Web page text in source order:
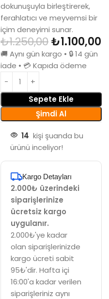
dokunuşuyla birleştirerek,
ferahlatıcı ve meyvemsi bir
içim deneyimi sunar.
₺1.250,00₺1.100,00
🚚 Aynı gün kargo • 🔒 14 gün
iade • 💳 Kapıda ödeme
Sepete Ekle
Şimdi Al
14 kişi şuanda bu
ürünü inceliyor!
Kargo Detayları
2.000₺ üzerindeki
siparişlerinize
ücretsiz kargo
uygulanır.
2.000₺'ye kadar
olan siparişlerinizde
kargo ücreti sabit
95₺'dir. Hafta içi
16:00'a kadar verilen
siparişleriniz aynı